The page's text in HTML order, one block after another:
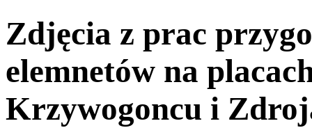
Zdjęcia z prac
elemnetów na
Krzywogoncu i